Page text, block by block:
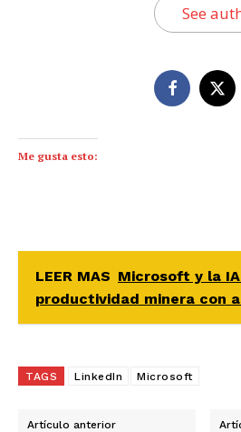
See
Me gusta esto:
LEER MAS Microsoft y la
productividad minera con
TAGS LinkedIn Microsoft
Artículo anterior